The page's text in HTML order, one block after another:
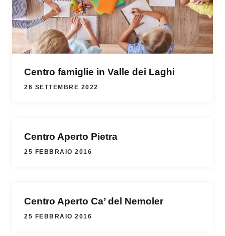
Centro famiglie in Valle dei Laghi
26 SETTEMBRE 2022
Centro Aperto Pietra
25 FEBBRAIO 2016
Centro Aperto Ca’ del Nemoler
25 FEBBRAIO 2016